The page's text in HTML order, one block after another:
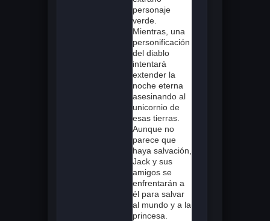
personaje
verde.
Mientras, una
personificación
del diablo
intentará
extender la
noche eterna
asesinando al
unicornio de
esas tierras.
Aunque no
parece que
haya salvación,
Jack y sus
amigos se
enfrentarán a
él para salvar
al mundo y a la
princesa.